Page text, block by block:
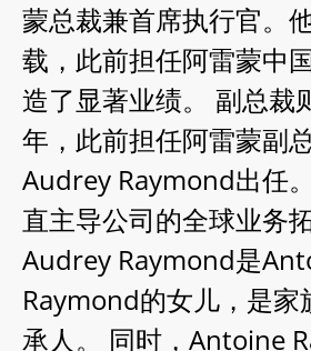
蒙总裁兼首席执行官。
载，此前担任阿雷蒙中
造了显著业绩。 副总裁
年，此前担任阿雷蒙副
Audrey Raymond出任
直主导公司的全球业务
Audrey Raymond是
Raymond的女儿，是家
承人。 同时，Antoine